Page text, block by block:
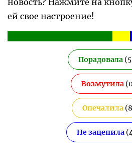
ей свое настроение!
Порадовала (
Возмутила (
Опечалила(8
Не зацепила (